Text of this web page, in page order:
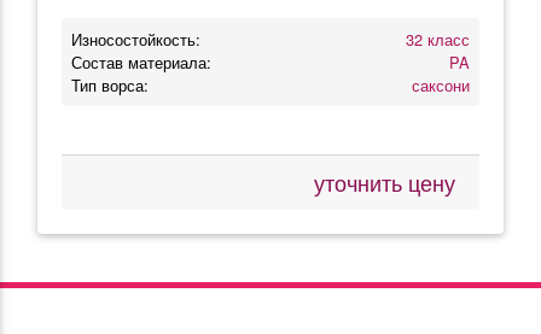
Износостойкость:
32 класс
Состав материала:
PA
Тип ворса:
саксони
уточнить цену